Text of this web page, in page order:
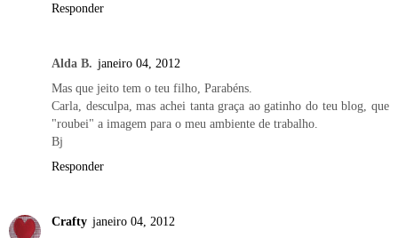
Responder
Alda B. janeiro 04, 2012
Mas que jeito tem o teu filho, Parabéns.
Carla, desculpa, mas achei tanta graça ao gatinho do teu blog, que
"roubei" a imagem para o meu ambiente de trabalho.
Bj
Responder
Crafty janeiro 04, 2012